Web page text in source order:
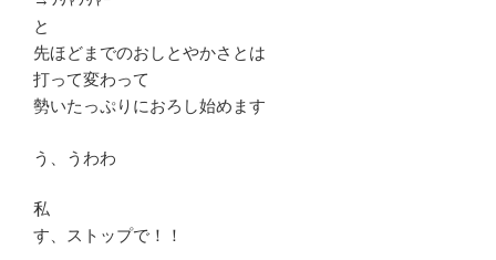
と
先ほどまでのおしとやかさとは
打って変わって
勢いたっぷりにおろし始めます
う、うわわ
私
す、ストップで！！